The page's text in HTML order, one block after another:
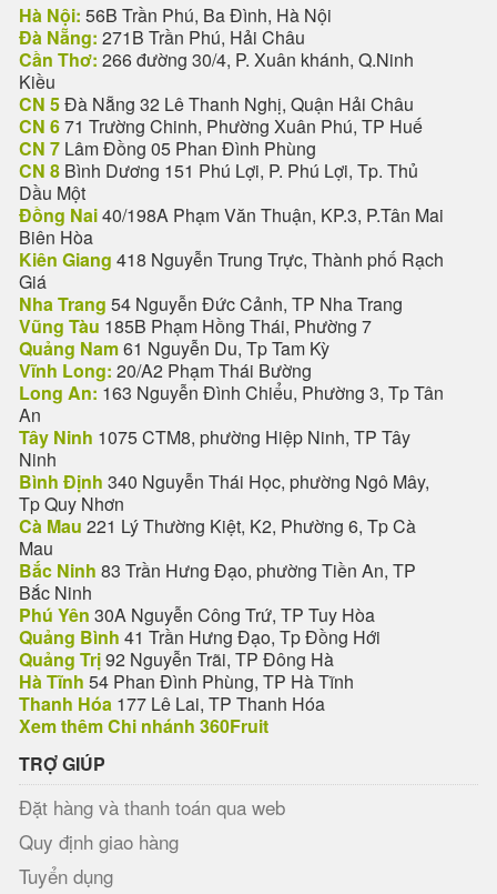
Hà Nội: 56B Trần Phú, Ba Đình, Hà Nội
Đà Nẵng: 271B Trần Phú, Hải Châu
Cần Thơ: 266 đường 30/4, P. Xuân khánh, Q.Ninh
Kiều
CN 5Đà Nẵng 32 Lê Thanh Nghị, Quận Hải Châu
CN 671 Trường Chinh, Phường Xuân Phú, TP Huế
CN 7 Lâm Đồng 05 Phan Đình Phùng
CN 8 Bình Dương 151 Phú Lợi, P. Phú Lợi, Tp. Thủ
Dầu Một
Đồng Nai40/198A Phạm Văn Thuận, KP.3, P.Tân Mai
Biên Hòa
Kiên Giang 418 Nguyễn Trung Trực, Thành phố Rạch
Giá
Nha Trang 54 Nguyễn Đức Cảnh, TP Nha Trang
Vũng Tàu 185B Phạm Hồng Thái, Phường 7
Quảng Nam61 Nguyễn Du, Tp Tam Kỳ
Vĩnh Long: 20/A2 Phạm Thái Bường
Long An: 163 Nguyễn Đình Chiểu, Phường 3, Tp Tân
An
Tây Ninh 1075 CTM8, phường Hiệp Ninh, TP Tây
Ninh
Bình Định 340 Nguyễn Thái Học, phường Ngô Mây,
Tp Quy Nhơn
Cà Mau 221 Lý Thường Kiệt, K2, Phường 6, Tp Cà
Mau
Bắc Ninh 83 Trần Hưng Đạo, phường Tiền An, TP
Bắc Ninh
Phú Yên 30A Nguyễn Công Trứ, TP Tuy Hòa
Quảng Bình 41 Trần Hưng Đạo, Tp Đồng Hới
Quảng Trị92 Nguyễn Trãi, TP Đông Hà
Hà Tĩnh 54 Phan Đình Phùng, TP Hà Tĩnh
Thanh Hóa 177 Lê Lai, TP Thanh Hóa
Xem thêm Chi nhánh 360Fruit
TRỢ GIÚP
Đặt hàng và thanh toán qua web
Quy định giao hàng
Tuyển dụng